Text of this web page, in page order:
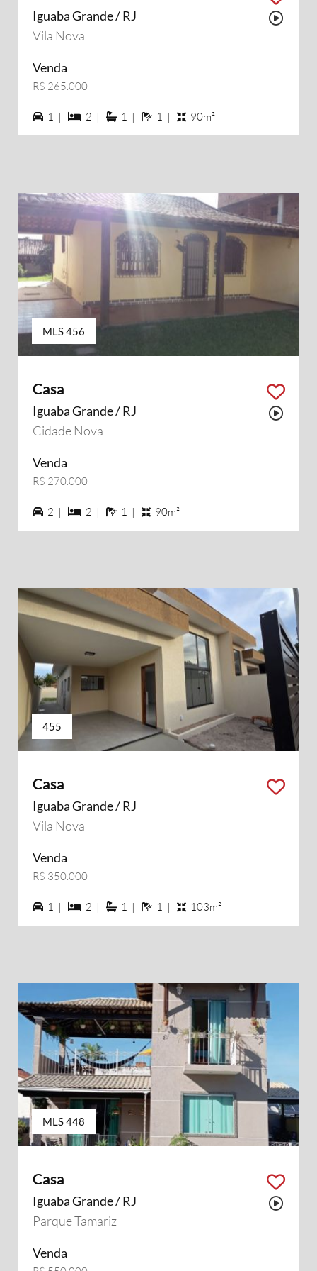
Iguaba Grande / RJ
Vila Nova
Venda
R$ 265.000
1 vagas na garagem
1 | 2 dormiórios
2 | 1 suítes
1 | 1 banheiros
1 | 90m²
MLS 456
Casa
Iguaba Grande / RJ
Cidade Nova
Venda
R$ 270.000
2 vagas na garagem
2 | 2 dormiórios
2 | 1 banheiros
1 | 90m²
455
Casa
Iguaba Grande / RJ
Vila Nova
Venda
R$ 350.000
1 vagas na garagem
1 | 2 dormiórios
2 | 1 suítes
1 | 1 banheiros
1 | 103m²
MLS 448
Casa
Iguaba Grande / RJ
Parque Tamariz
Venda